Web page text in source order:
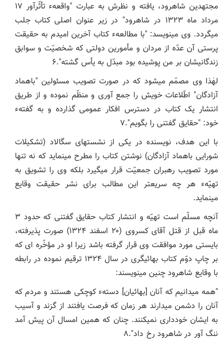
مجتهدین شاهرود، یافته و نظرش به عبارت "واقعهء تأثّرآور ۱۷
مرداد ماه ۱۳۲۳ در شاهرود" در زیر عنوان اصلی کتاب جلب
می‏گردد. وی می‏نویسد: "با مطالعهء کتاب آخرین امیدم به حقیقت
‏پرستی آن عدّه از مردان و مأمورین دولتی که شخصیّت و سوابق
زندگانی‏شان بر من پوشیده بود مبدّل به یأس گشته".۶
لهٰذا وی مصمّم می‏شود که در صورت تصویب مسئولین "باهماد
آزادگان" اطّلاعات خویش را جمع ‏آوری و منظّم نموده و از طریق
انتشار یک کتاب در دسترس افکار عمومی گذارده و به گفتهء
خود: "حقایق گفتنی را بگویم".۷
با این هدف، نویسنده در یکی از نشست‏های سگالاد (تشکیلات
شورایی باهماد آزادگان) نوشتن کتاب را مطرح می‏نماید که نه تنها
مورد تصویب رهبران جمعیّت قرار می‏گیرد بلکه وی را تشویق به
تهیّهء هر چه سریع‏تر این مطالب برای نشر حقیقت وقایع
می‏نماید.
آنچه مسلّم است تهیّه و انتشار کتاب حقایق گفتنی که حدود ۳
ماه قبل از قتل آقای کسروی (۲۰ اسفند ۱۳۲۴) صورت پذیرفته،
بایستی مورد موافقت وی قرار گرفته باشد زیرا او در مؤخّره ‏ای که
بر چاپ دوّم کتاب بهائی‏گری در سال ۱۳۲۴ ترقیم نموده در رابطه
با وقایع شاهرود چنین می‏نویسند:
"همه می‏دانیم که آنان [بهائیان] دستهء کوچکی هستند و مردم که
آنان را دشمن می‏دارند هر زمان که فرصت یافتند از گزند و آسیب
به ایشان خودداری نمی‏کنند. چنان که همین امسال آن پیش آمد
ننگ ‏آور در شاهرود رخ داد".۸